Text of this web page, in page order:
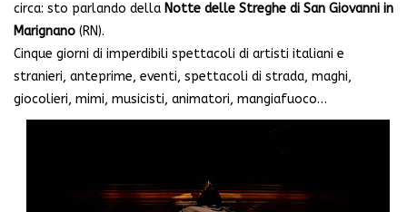
circa: sto parlando della Notte delle Streghe di San Giovanni in
Marignano (RN).
Cinque giorni di imperdibili spettacoli di artisti italiani e
stranieri, anteprime, eventi, spettacoli di strada, maghi,
giocolieri, mimi, musicisti, animatori, mangiafuoco…